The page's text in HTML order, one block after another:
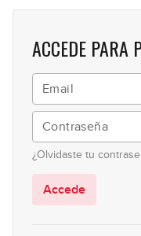
03:38
03:08
ACCEDE PARA
¿Olvidaste tu
Accede